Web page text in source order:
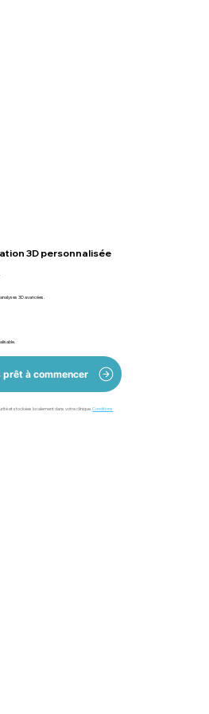
3D personnalisée
3D avancées.
prêt à commencer
et stockées localement dans votre clinique. Conditions